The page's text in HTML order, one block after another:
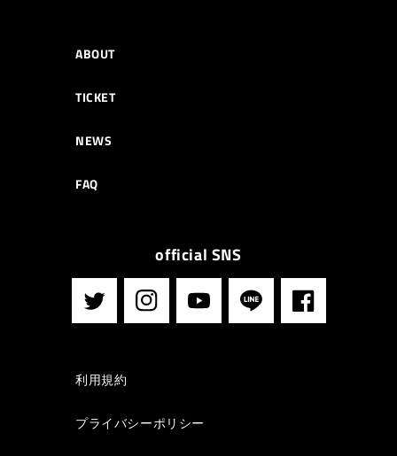
ABOUT
TICKET
NEWS
FAQ
official SNS
Twitter InstagramYouTube LINE Facebook
利用規約
プライバシーポリシー